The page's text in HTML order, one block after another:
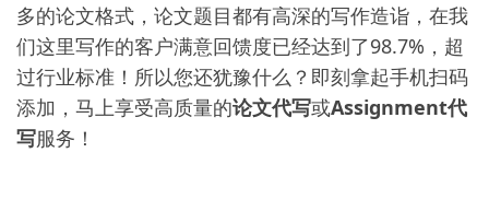
多的论文格式，论文题目都有高深的写作造诣，在我
们这里写作的客户满意回馈度已经达到了98.7%，超
过行业标准！所以您还犹豫什么？即刻拿起手机扫码
添加，马上享受高质量的论文代写或Assignment代
写服务！